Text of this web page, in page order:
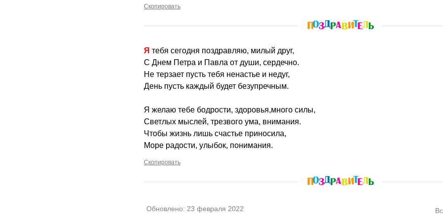
Скопировать
Я тебя сегодня поздравляю, милый друг,
С Днем Петра и Павла от души, сердечно.
Не терзает пусть тебя ненастье и недуг,
День пусть каждый будет безупречным.
Я желаю тебе бодрости, здоровья,много силы,
Светлых мыслей, трезвого ума, внимания.
Чтобы жизнь лишь счастье приносила,
Море радости, улыбок, понимания.
Скопировать
Обновлено: 23 февраля 2022